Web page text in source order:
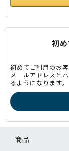
初
初めてご利用のお
メールアドレスと
るようになります。
商品